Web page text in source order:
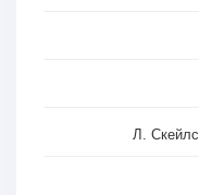
Л. Скейлс